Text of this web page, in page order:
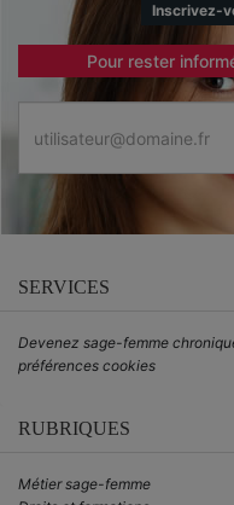
Inscrivez-
Pour rester
SERVICES
Devenez sage-femme
préférences cookies
RUBRIQUES
Métier sage-femme